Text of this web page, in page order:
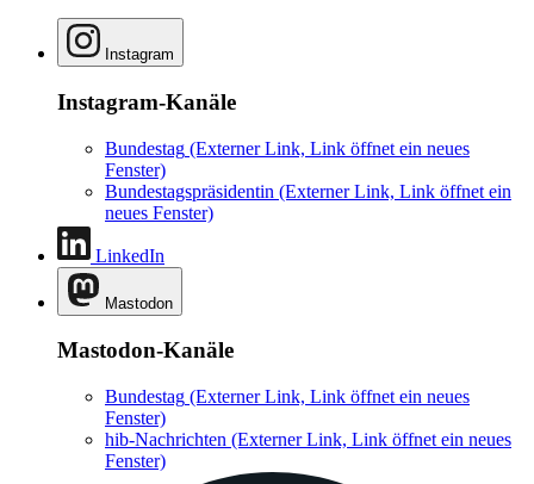
Instagram
Instagram-Kanäle
Bundestag (Externer Link, Link öffnet ein neues
Fenster)
Bundestagspräsidentin (Externer Link, Link öffnet ein
neues Fenster)
LinkedIn
Mastodon
Mastodon-Kanäle
Bundestag (Externer Link, Link öffnet ein neues
Fenster)
hib-Nachrichten (Externer Link, Link öffnet ein neues
Fenster)